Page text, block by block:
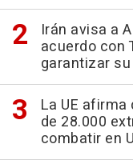
Irán avisa a
acuerdo con
garantizar
La UE
de 28.000
combatir en